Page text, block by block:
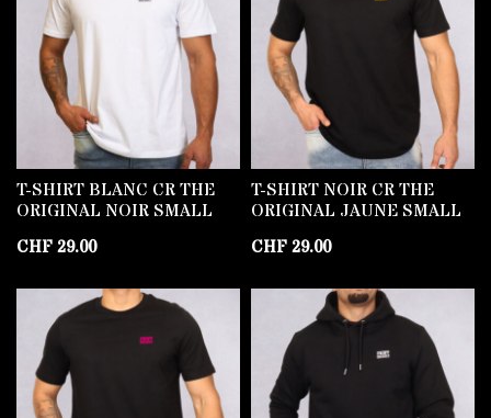
T-SHIRT BLANC CR THE
ORIGINAL NOIR SMALL
CHF29.00
T-SHIRT NOIR CR THE
ORIGINAL JAUNE SMALL
CHF29.00